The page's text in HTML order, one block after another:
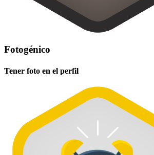
Fotogénico
Tener foto en el perfil